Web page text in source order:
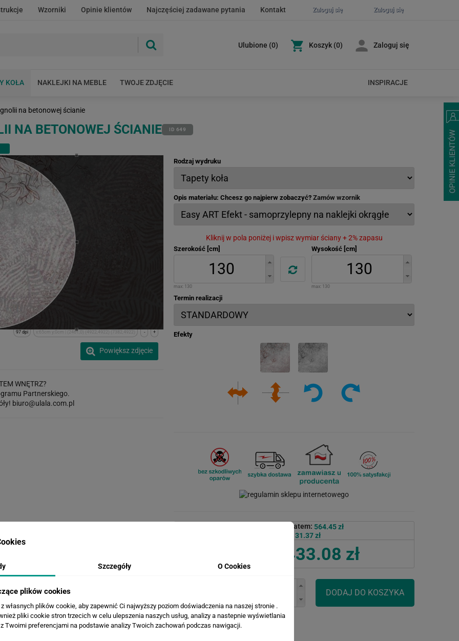
Zaloguj się
Zaloguj się
Wzorniki Opinie klientów Najczęściej zadawane pytania Kontakt
Ulubione (0) Koszyk (0) Zaloguj się
KOŁA NAKLEJKI NA MEBLE TWOJE ZDJĘCIE INSPIRACJE
na betonowej ścianie
NA BETONOWEJ ŚCIANIE ID 649
+
-
x:65cm y:0cm | (2461,0) (4922,4922) (7382,4922)
97 dpi
Powiększ zdjęcie
WNĘTRZ?
Partnerskiego.
biuro@ulala.com.pl
Rodzaj wydruku
Opis materiału: Chcesz go najpierw zobaczyć? Zamów wzornik
Kliknij w pola poniżej i wpisz wymiar ściany + 2% zapasu
Szerokość [cm]
max: 130
Wysokość [cm]
max: 130
Termin realizacji
Efekty
Cena przed rabatem: 564.45 zł
131.37 zł
433.08 zł
Szczegóły O Cookies
plików cookies
własnych plików cookie, aby zapewnić Ci najwyższy poziom doświadczenia na naszej stronie .
pliki cookie stron trzecich w celu ulepszenia naszych usług, analizy a nastepnie wyświetlania
Twoimi preferencjami na podstawie analizy Twoich zachowań podczas nawigacji.